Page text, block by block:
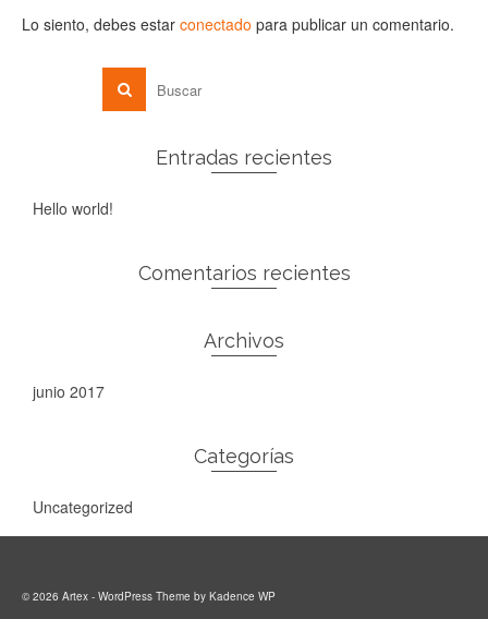
Lo siento, debes estar conectado para publicar un comentario.
Entradas recientes
Hello world!
Comentarios recientes
Archivos
junio 2017
Categorías
Uncategorized
© 2026 Artex - WordPress Theme by Kadence WP